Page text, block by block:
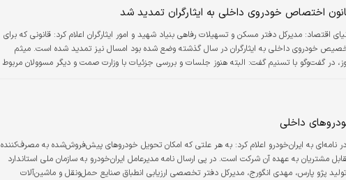
اختصاص خودروی داخلی به ایثارگران تمدید شد
اقتصاد: مدیرکل دفتر مسکن و تسهیلات رفاهی بنیاد شهید و امور ایثارگران اعلام کرد: قانونی که برای
خودروی داخلی به ایثارگران در سال گذشته وضع شده بود امسال نیز تمدید شده است. میثم
در گفت‌وگو با تسنیم گفت: البته هنوز جلسات و بررسی جزئیات با وزارت صمت و دیگر مسوولان مربوط
داخلی
در نامه‌ای به ایران‌خودرو اعلام کرد: به هر علتی که امکان تحویل خودروهای پیش‌فروش‌شده به مصرف‌کننده
مشتریان به عهده آن شرکت است. در پی ارسال نامه مدیرعامل ایران‌خودرو به سازمان ملی استاندارد
پژو پارس، مهدی انگورج، مدیرکل دفتر تخصصی ارزیابی انطباق صنایع حمل‌ونقل و ماشین‌آلات